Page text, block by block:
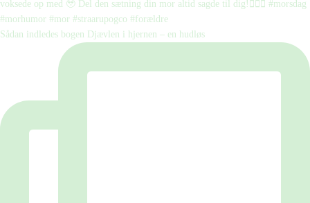
Sådan indledes bogen Djævlen i hjernen – en hudløs